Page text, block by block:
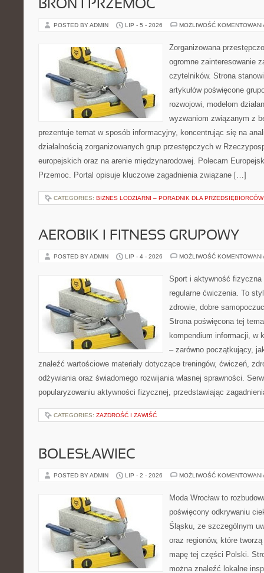
BROŃ I PRZEMOC
POSTED BY ADMIN LIP - 5 - 2026 MOŻLIWOŚĆ
Zorganizowana
ogromne zainteresowanie
czytelników. Strona
artykułów poświęcone
rozwojowi, modelom
wyzwaniom związanym z
prezentuje temat w sposób informacyjny, koncentrując się na
działalnością zorganizowanych grup przestępczych w
europejskich oraz na arenie międzynarodowej. Polecam
Przemoc. Portal opisuje kluczowe zagadnienia związane […]
CATEGORIES: BIZNES LODZIARNI – PORADNIK DLA PRZEDSIĘBIORCÓW
AEROBIK I FITNESS GRUPOWY
POSTED BY ADMIN LIP - 4 - 2026 MOŻLIWOŚĆ
Sport i aktywność
regularne ćwiczenia. To
zdrowie, dobre
Strona poświęcona tej
kompendium informacji, w
– zarówno początkujący,
znaleźć wartościowe materiały dotyczące treningów, ćwiczeń,
odżywiania oraz świadomego rozwijania własnej sprawności.
popularyzowaniu aktywności fizycznej, przedstawiając
CATEGORIES: ZAZDROŚĆ I ZAWIŚĆ
BOLESŁAWIEC
POSTED BY ADMIN LIP - 2 - 2026 MOŻLIWOŚĆ
Moda Wrocław to
poświęcony odkrywaniu
Śląsku, ze szczególnym
oraz regionów, które
mapę tej części Polski.
można znaleźć lokalne